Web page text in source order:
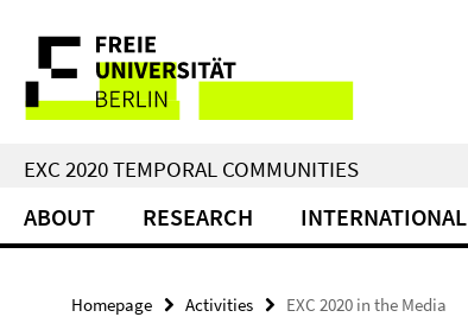
direkt
Inhalt
Service
Navigation
EXC 2020 TEMPORAL COMMUNITIES
ABOUT RESEARCH INTERNATIONAL
Homepage Activities EXC 2020 in the Media